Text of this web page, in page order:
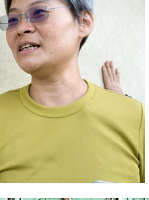
研究 侯君昊
陳豪毅